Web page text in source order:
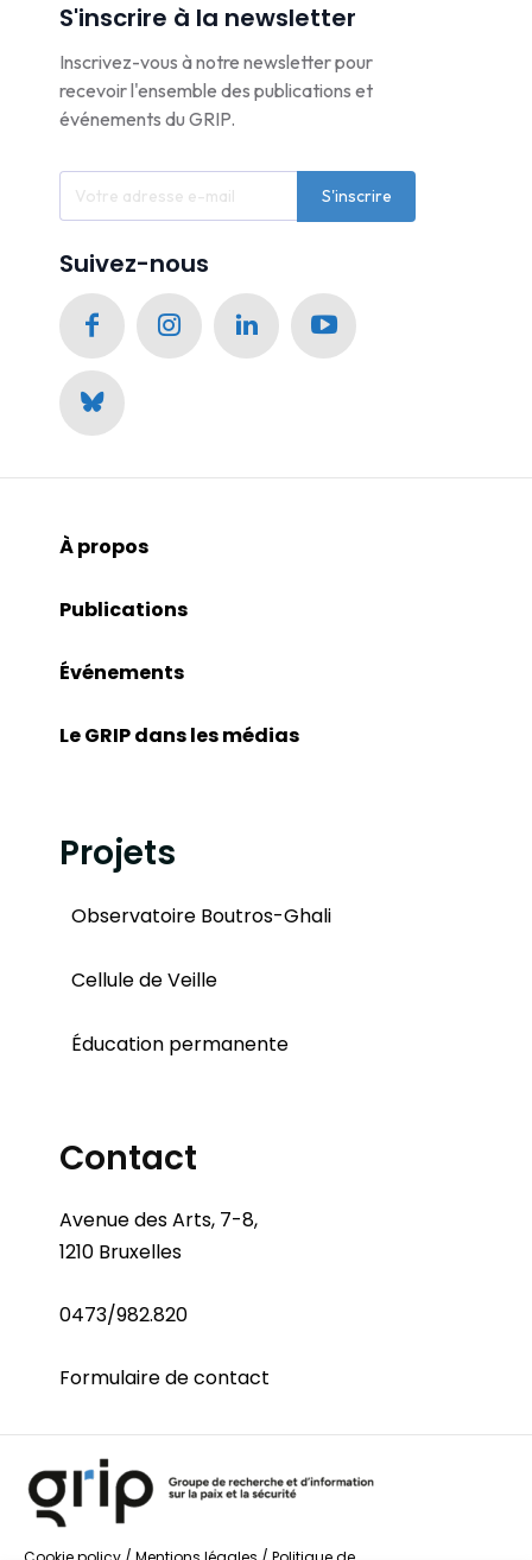
S'inscrire à la newsletter
Inscrivez-vous à notre newsletter pour
recevoir l'ensemble des publications et
événements du GRIP.
S'inscrire
Suivez-nous
À propos
Publications
Événements
Le GRIP dans les médias
Projets
Observatoire Boutros-Ghali
Cellule de Veille
Éducation permanente
Contact
Avenue des Arts, 7-8,
1210 Bruxelles
0473/982.820
Formulaire de contact